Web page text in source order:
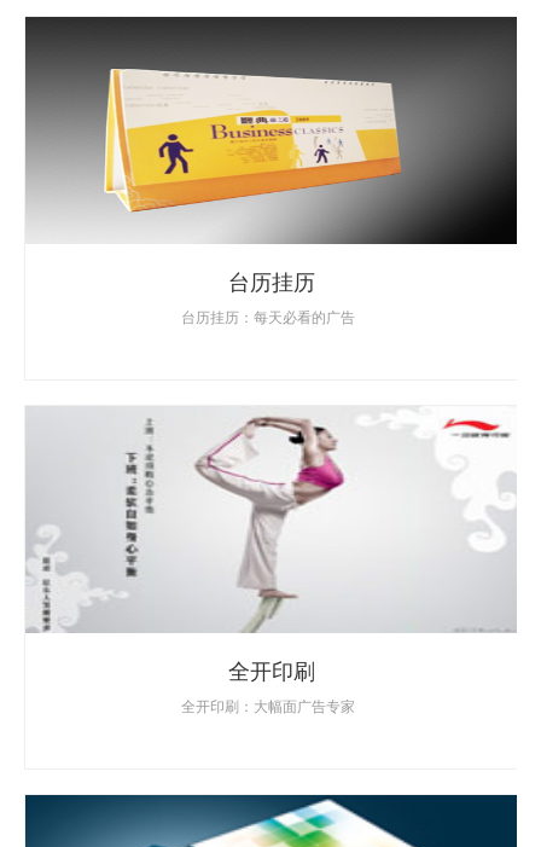
台历挂历
台历挂历：每天必看的广告
全开印刷
全开印刷：大幅面广告专家